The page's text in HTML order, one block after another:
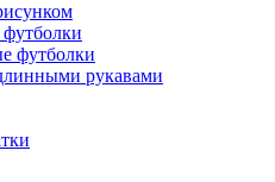
футболки
рукавами